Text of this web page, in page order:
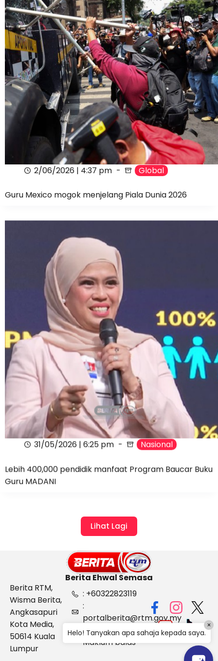
2/06/2026 | 4:37 pm Global
Guru Mexico mogok menjelang Piala Dunia 2026
31/05/2026 | 6:25 pm Nasional
Lebih 400,000 pendidik manfaat Program Baucar Buku
Guru MADANI
Lihat Lagi
Berita Ehwal Semasa
Berita RTM,
Wisma Berita,
Angkasapuri
Kota Media,
50614 Kuala
Lumpur
: +60322823119
:
portalberita@rtm.gov.my
: Aduan &
Maklum balas
Helo! Tanyakan apa sahaja kepada saya.
×